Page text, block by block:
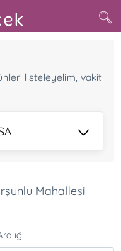
listeleyelim, vakit
Mahallesi